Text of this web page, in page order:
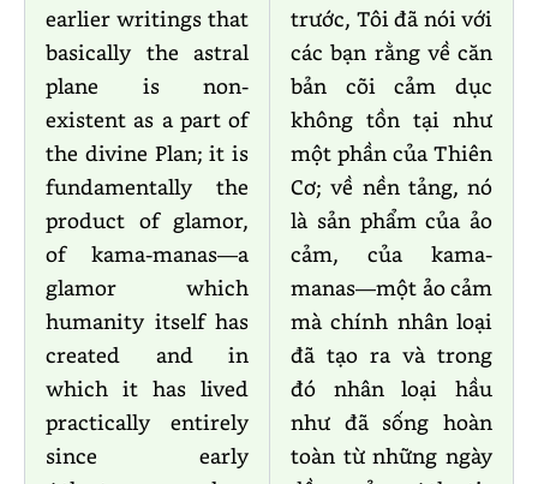
earlier writings that
basically the astral
plane is non-
existent as a part of
the divine Plan; it is
fundamentally the
product of glamor,
of kama-manas—a
glamor which
humanity itself has
created and in
which it has lived
practically entirely
since early
trước, Tôi đã nói với
các bạn rằng về căn
bản cõi cảm dục
không tồn tại như
một phần của Thiên
Cơ; về nền tảng, nó
là sản phẩm của ảo
cảm, của kama-
manas—một ảo cảm
mà chính nhân loại
đã tạo ra và trong
đó nhân loại hầu
như đã sống hoàn
toàn từ những ngày